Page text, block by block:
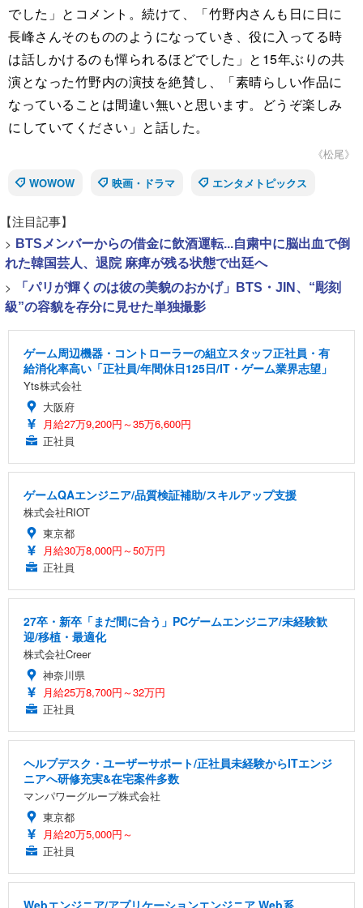
でした」とコメント。続けて、「竹野内さんも日に日に
⾧峰さんそのもののようになっていき、役に入ってる時
は話しかけるのも憚られるほどでした」と15年ぶりの共
演となった竹野内の演技を絶賛し、「素晴らしい作品に
なっていることは間違い無いと思います。どうぞ楽しみ
にしていてください」と話した。
《松尾》
WOWOW
映画・ドラマ エンタメトピックス
【注目記事】
> BTSメンバーからの借金に飲酒運転...自粛中に脳出血で倒
れた韓国芸人、退院 麻痺が残る状態で出廷へ
>
「パリが輝くのは彼の美貌のおかげ」BTS・JIN、“彫刻
級”の容貌を存分に見せた単独撮影
ゲーム周辺機器・コントローラーの組立スタッフ正社員・有
給消化率高い「正社員/年間休日125日/IT・ゲーム業界志望」
Yts株式会社
大阪府
月給27万9,200円～35万6,600円
正社員
ゲームQAエンジニア/品質検証補助/スキルアップ支援
株式会社RIOT
東京都
月給30万8,000円～50万円
正社員
27卒・新卒「まだ間に合う」PCゲームエンジニア/未経験歓
迎/移植・最適化
株式会社Creer
神奈川県
月給25万8,700円～32万円
正社員
ヘルプデスク・ユーザーサポート/正社員未経験からITエンジ
ニアへ研修充実&在宅案件多数
マンパワーグループ株式会社
東京都
月給20万5,000円～
正社員